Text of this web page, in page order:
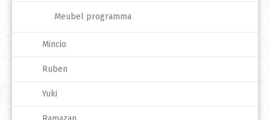
Meubel programma
Mincio
Ruben
Yuki